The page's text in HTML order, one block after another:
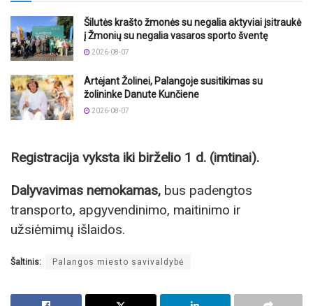
Šilutės krašto žmonės su negalia aktyviai įsitraukė
į Žmonių su negalia vasaros sporto šventę
2026-08-07
Artėjant Žolinei, Palangoje susitikimas su
žolininke Danute Kunčiene
2026-08-07
Registracija vyksta iki birželio 1 d. (imtinai).
Dalyvavimas nemokamas, bus padengtos
transporto, apgyvendinimo, maitinimo ir
užsiėmimų išlaidos.
Šaltinis: Palangos miesto savivaldybė